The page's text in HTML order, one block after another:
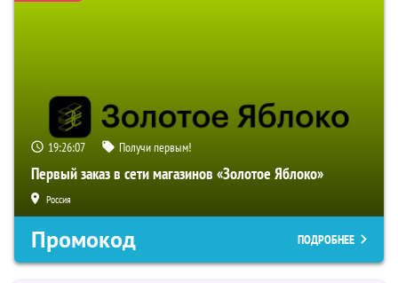
19:26:06 Получи первым!
Первый заказ в сети магазинов «Золотое Яблоко»
Россия
Промокод ПОДРОБНЕЕ